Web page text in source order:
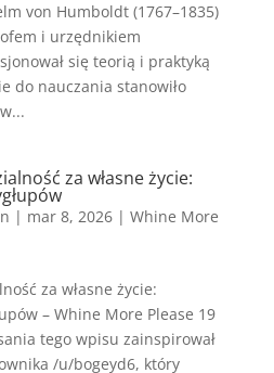
von Humboldt (1767–1835)
i urzędnikiem
się teorią i praktyką
do nauczania stanowiło
za własne życie:
| mar 8, 2026| Whine More
za własne życie:
– Whine More Please 19
tego wpisu zainspirował
/u/bogeyd6, który